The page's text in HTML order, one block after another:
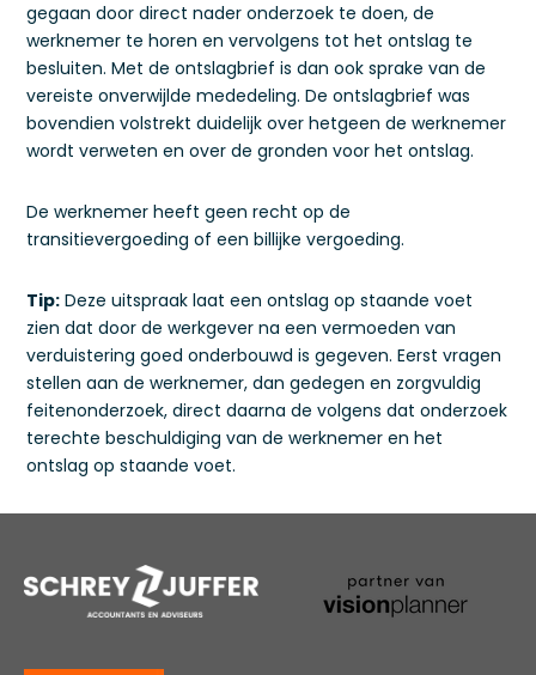
gegaan door direct nader onderzoek te doen, de
werknemer te horen en vervolgens tot het ontslag te
besluiten. Met de ontslagbrief is dan ook sprake van de
vereiste onverwijlde mededeling. De ontslagbrief was
bovendien volstrekt duidelijk over hetgeen de werknemer
wordt verweten en over de gronden voor het ontslag.
De werknemer heeft geen recht op de
transitievergoeding of een billijke vergoeding.
Tip: Deze uitspraak laat een ontslag op staande voet
zien dat door de werkgever na een vermoeden van
verduistering goed onderbouwd is gegeven. Eerst vragen
stellen aan de werknemer, dan gedegen en zorgvuldig
feitenonderzoek, direct daarna de volgens dat onderzoek
terechte beschuldiging van de werknemer en het
ontslag op staande voet.